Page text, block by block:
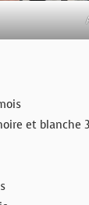
et blanche